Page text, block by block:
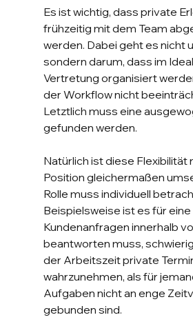
Es ist wichtig, dass private
frühzeitig mit dem Team
werden. Dabei geht es nicht
sondern darum, dass im
Vertretung organisiert
der Workflow nicht
Letztlich muss eine
gefunden werden.
Natürlich ist diese Flexibilität
Position gleichermaßen
Rolle muss individuell
Beispielsweise ist es für eine
Kundenanfragen innerhalb
beantworten muss,
der Arbeitszeit private
wahrzunehmen, als für
Aufgaben nicht an enge
gebunden sind.